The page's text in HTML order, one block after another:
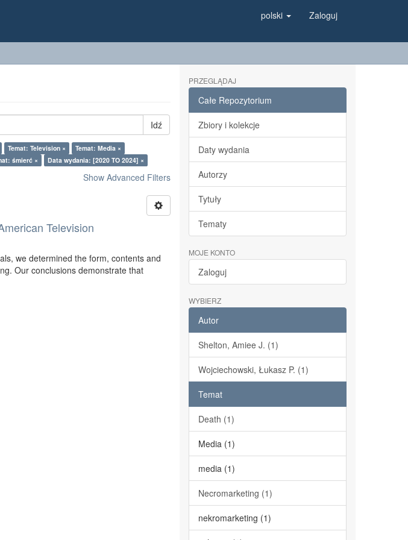
polski Zaloguj
Idź
Temat: Television ×
Temat: Media ×
śmierć × Data wydania: [2020 TO 2024] ×
Show Advanced Filters
Television
we determined the form, contents and
Our conclusions demonstrate that
PRZEGLĄDAJ
Całe Repozytorium
Zbiory i kolekcje
Daty wydania
Autorzy
Tytuły
Tematy
MOJE KONTO
Zaloguj
WYBIERZ
Autor
Shelton, Amiee J. (1)
Wojciechowski, Łukasz P. (1)
Temat
Death (1)
Media (1)
media (1)
Necromarketing (1)
nekromarketing (1)